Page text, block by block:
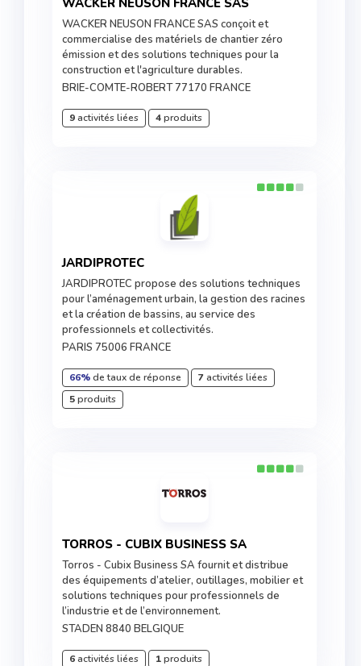
WACKER NEUSON FRANCE SAS
WACKER NEUSON FRANCE SAS conçoit et
commercialise des matériels de chantier zéro
émission et des solutions techniques pour la
construction et l'agriculture durables.
BRIE-COMTE-ROBERT 77170 FRANCE
9activités liées 4produits
JARDIPROTEC
JARDIPROTEC propose des solutions techniques
pour l’aménagement urbain, la gestion des racines
et la création de bassins, au service des
professionnels et collectivités.
PARIS 75006 FRANCE
66%de taux de réponse 7activités liées
5produits
TORROS - CUBIX BUSINESS SA
Torros - Cubix Business SA fournit et distribue
des équipements d’atelier, outillages, mobilier et
solutions techniques pour professionnels de
l’industrie et de l’environnement.
STADEN 8840 BELGIQUE
6activités liées 1produits